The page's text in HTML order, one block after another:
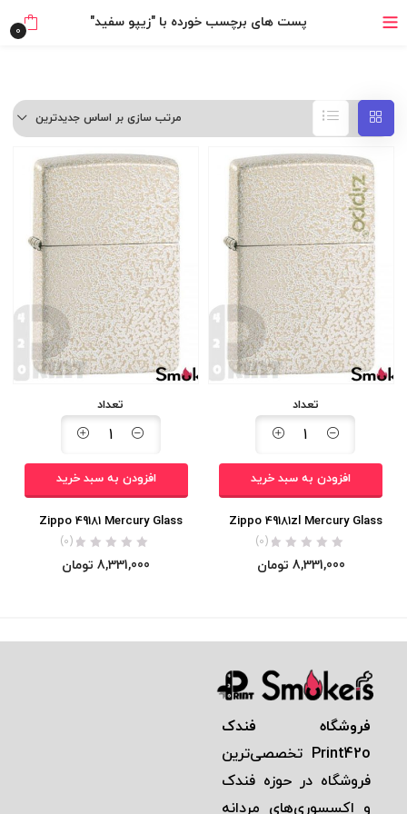
خرید قسطی با ترب‌پی
بدون ضامن، بدون سود
خرید قسطی با ترب‌پی
پست های برچسب خورده با "زیپو سفید" 0
مرتب سازی بر اساس جدیدترین
تعداد
افزودن به سبد خرید
Zippo 49181zl Mercury Glass
(0)
8,331,000 تومان
تعداد
افزودن به سبد خرید
Zippo 49181 Mercury Glass
(0)
8,331,000 تومان
فروشگاه فندک
Print42o تخصصی‌ترين
فروشگاه در حوزه فندک
و اكسسوری‌های مردانه